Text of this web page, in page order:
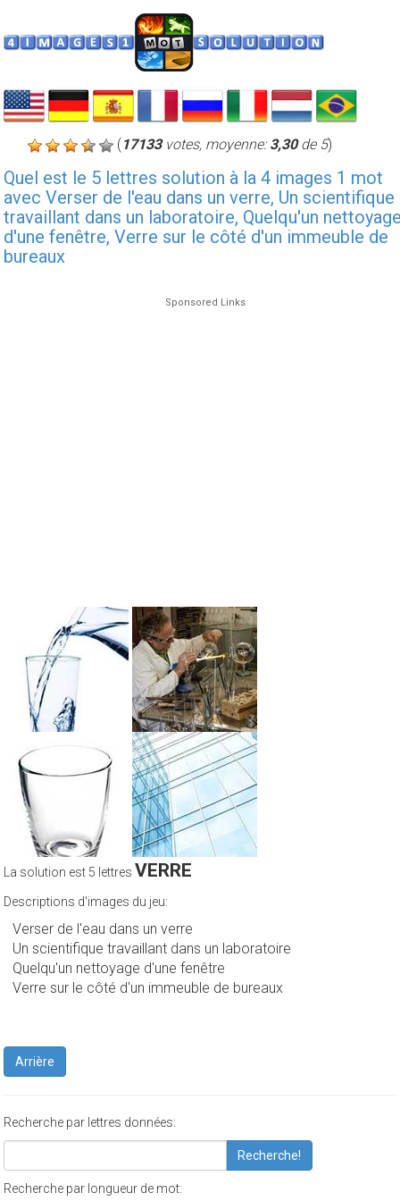
(17133votes, moyenne:3,30de 5)
Quel est le 5 lettres solution à la 4 images 1 mot
avec Verser de l'eau dans un verre, Un scientifique
travaillant dans un laboratoire, Quelqu'un
d'une fenêtre, Verre sur le côté d'un immeuble de
bureaux
Sponsored Links
La solution est 5 lettres VERRE
Descriptions d'images du jeu:
Verser de l'eau dans un verre
Un scientifique travaillant dans un laboratoire
Quelqu'un nettoyage d'une fenêtre
Verre sur le côté d'un immeuble de bureaux
Arrière
Recherche par lettres données:
Recherche!
Recherche par longueur de mot: